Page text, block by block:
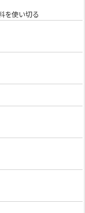
を使い切る